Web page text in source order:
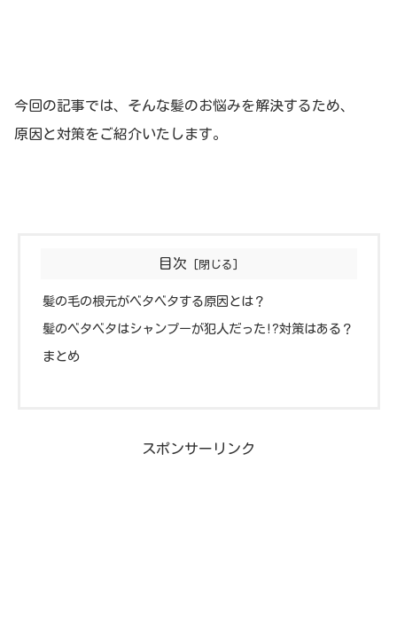
今回の記事では、そんな髪のお悩みを解決するため、
原因と対策をご紹介いたします。
目次
髪の毛の根元がベタベタする原因とは？
髪のベタベタはシャンプーが犯人だった!?対策はある？
まとめ
スポンサーリンク